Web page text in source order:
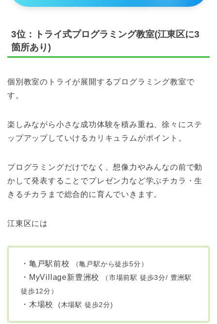
3位：トライ式プログラミング教室(江東区に3
箇所あり)
個別教室のトライが展開するプログラミング教室で
す。
楽しみながら小さな成功体験を積み重ね、徐々にステ
ップアップしていけるカリキュラムがポイント。
プログラミングだけでなく、想像力やみんなの前で動
かして発表することでプレゼン力など学ぶチカラ・生
きるチカラまで総合的に育んでいきます。
江東区には
・亀戸駅前校 （亀戸駅から徒歩5分）
・MyVillage新豊洲校
（市場前駅 徒歩3分/ 豊洲駅
徒歩12分）
・木場校 (木場駅 徒歩2分)